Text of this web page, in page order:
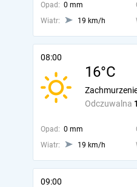
Opad: 0 mm
Wiatr:
19 km/h
08:00
16°C
Odczuwalna
Opad: 0 mm
Wiatr:
19 km/h
09:00